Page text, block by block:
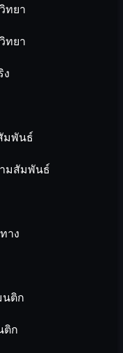
ทยา
ทยา
ง
มพันธ์
มสัมพันธ์
าง
นติก
ติก